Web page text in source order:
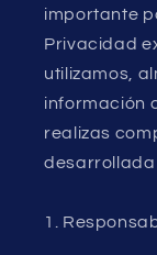
importante
Privacidad
utilizamos,
información
realizas
desarrollada
1.